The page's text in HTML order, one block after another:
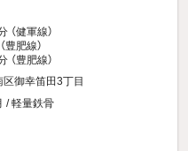
（健軍線）
豊肥線）
（豊肥線）
御幸笛田3丁目
/ 軽量鉄骨